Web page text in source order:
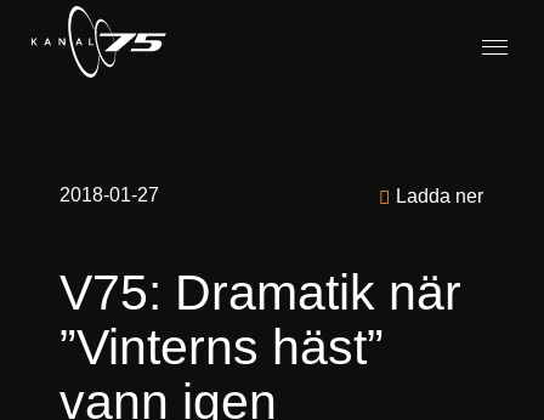
2018-01-27 Ladda ner
V75: Dramatik när
”Vinterns häst”
vann igen